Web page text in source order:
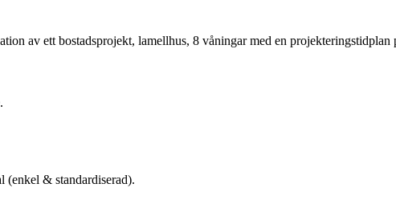
av ett bostadsprojekt, lamellhus, 8 våningar med en projekteringstidplan
& standardiserad).